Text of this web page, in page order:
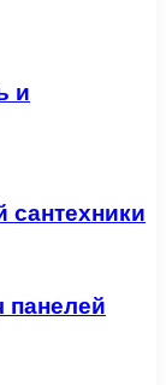
и
сантехники
панелей